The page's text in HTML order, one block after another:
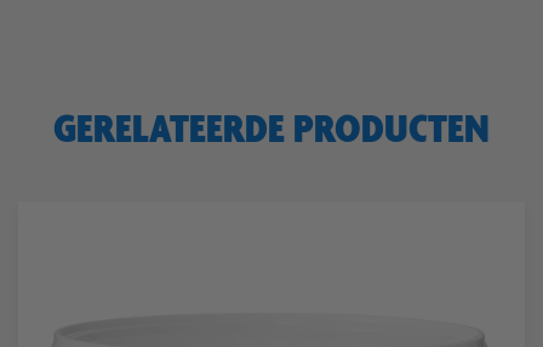
GERELATEERDE PRODUCTEN